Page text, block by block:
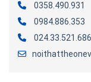
0358.490.931
0984.886.353
024.33.521.686